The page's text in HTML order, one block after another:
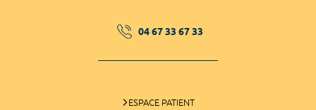
04 67 33 67 33
ESPACE PATIENT